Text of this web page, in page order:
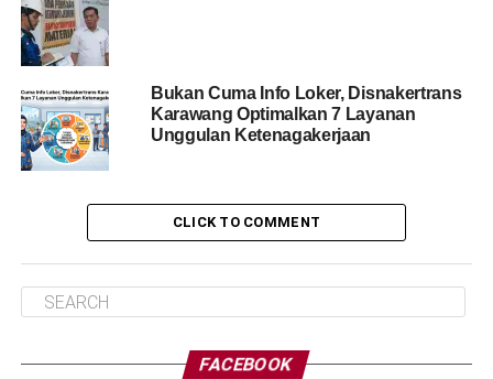
Bukan Cuma Info Loker, Disnakertrans
Karawang Optimalkan 7 Layanan
Unggulan Ketenagakerjaan
CLICK TO COMMENT
FACEBOOK